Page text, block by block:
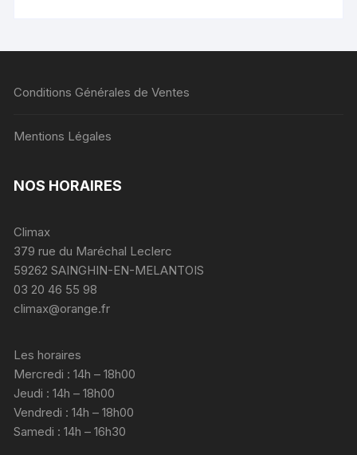
Conditions Générales de Ventes
Mentions Légales
NOS HORAIRES
Climax
379 rue du Maréchal Leclerc
59262 SAINGHIN-EN-MELANTOIS
03 20 46 55 98
climax@orange.fr
Les horaires
Mercredi : 14h – 18h00
Jeudi : 14h – 18h00
Vendredi : 14h – 18h00
Samedi : 14h – 16h30